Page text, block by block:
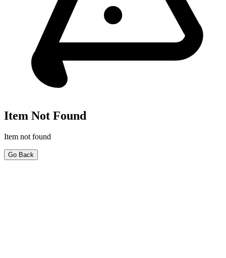
Item Not Found
Item not found
Go Back